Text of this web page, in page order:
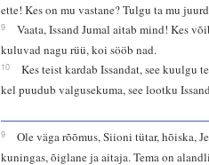
ette! Kes on mu vastane? Tulgu ta mu
9
Vaata, Issand Jumal aitab mind! Kes
kuluvad nagu rüü, koi sööb nad.
10
Kes teist kardab Issandat, see kuulgu
kel puudub valgusekuma, see lootku
9
Ole väga rõõmus, Siioni tütar, hõiska,
kuningas, õiglane ja aitaja. Tema on